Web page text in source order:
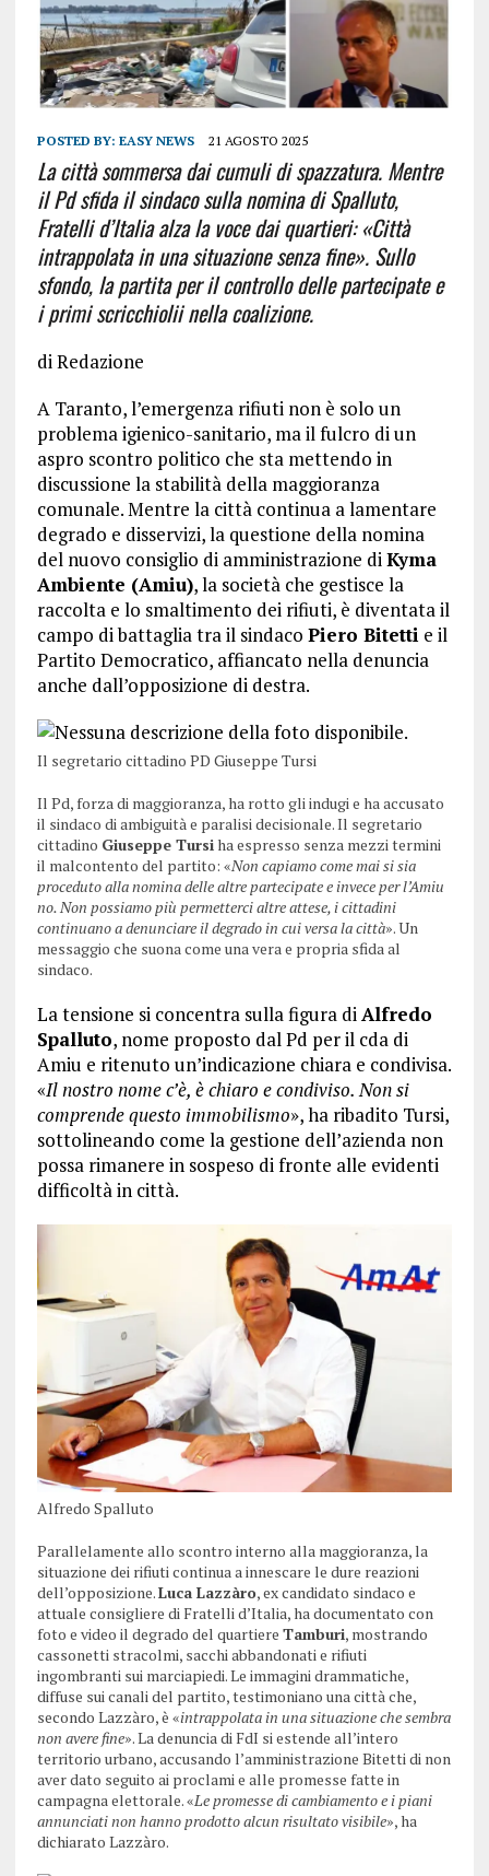
POSTED BY: EASY NEWS 21 AGOSTO 2025
La città sommersa dai cumuli di spazzatura. Mentre
il Pd sfida il sindaco sulla nomina di Spalluto,
Fratelli d’Italia alza la voce dai quartieri: «Città
intrappolata in una situazione senza fine». Sullo
sfondo, la partita per il controllo delle partecipate e
i primi scricchiolii nella coalizione.
di Redazione
A Taranto, l’emergenza rifiuti non è solo un
problema igienico-sanitario, ma il fulcro di un
aspro scontro politico che sta mettendo in
discussione la stabilità della maggioranza
comunale. Mentre la città continua a lamentare
degrado e disservizi, la questione della nomina
del nuovo consiglio di amministrazione diKyma
Ambiente (Amiu), la società che gestisce la
raccolta e lo smaltimento dei rifiuti, è diventata il
campo di battaglia tra il sindaco Piero Bitetti e il
Partito Democratico, affiancato nella denuncia
anche dall’opposizione di destra.
Il segretario cittadino PD Giuseppe Tursi
Il Pd, forza di maggioranza, ha rotto gli indugi e ha accusato
il sindaco di ambiguità e paralisi decisionale. Il segretario
cittadino Giuseppe Tursiha espresso senza mezzi termini
il malcontento del partito: «Non capiamo come mai si sia
proceduto alla nomina delle altre partecipate e invece per l’Amiu
no. Non possiamo più permetterci altre attese, i cittadini
continuano a denunciare il degrado in cui versa la città». Un
messaggio che suona come una vera e propria sfida al
sindaco.
La tensione si concentra sulla figura diAlfredo
Spalluto, nome proposto dal Pd per il cda di
Amiu e ritenuto un’indicazione chiara e condivisa.
«Il nostro nome c’è, è chiaro e condiviso. Non si
comprende questo immobilismo», ha ribadito Tursi,
sottolineando come la gestione dell’azienda non
possa rimanere in sospeso di fronte alle evidenti
difficoltà in città.
Alfredo Spalluto
Parallelamente allo scontro interno alla maggioranza, la
situazione dei rifiuti continua a innescare le dure reazioni
dell’opposizione.Luca Lazzàro, ex candidato sindaco e
attuale consigliere di Fratelli d’Italia, ha documentato con
foto e video il degrado del quartiere Tamburi, mostrando
cassonetti stracolmi, sacchi abbandonati e rifiuti
ingombranti sui marciapiedi. Le immagini drammatiche,
diffuse sui canali del partito, testimoniano una città che,
secondo Lazzàro, è «intrappolata in una situazione che sembra
non avere fine». La denuncia di FdI si estende all’intero
territorio urbano, accusando l’amministrazione Bitetti di non
aver dato seguito ai proclami e alle promesse fatte in
campagna elettorale. «Le promesse di cambiamento e i piani
annunciati non hanno prodotto alcun risultato visibile», ha
dichiarato Lazzàro.